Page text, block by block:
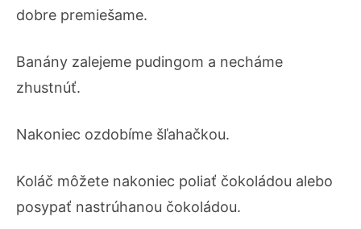
dobre premiešame.
Banány zalejeme pudingom a necháme
zhustnúť.
Nakoniec ozdobíme šľahačkou.
Koláč môžete nakoniec poliať čokoládou alebo
posypať nastrúhanou čokoládou.